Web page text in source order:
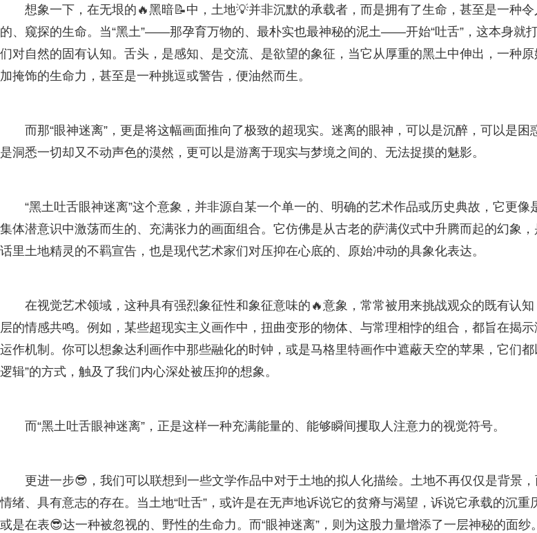
想象一下，在无垠的🔥黑暗📝中，土地💡并非沉默的承载者，而是拥有了生命，甚至是一种令
的、窥探的生命。当“黑土”——那孕育万物的、最朴实也最神秘的泥土——开始“吐舌”，这本身就
们对自然的固有认知。舌头，是感知、是交流、是欲望的象征，当它从厚重的黑土中伸出，一种原
加掩饰的生命力，甚至是一种挑逗或警告，便油然而生。
而那“眼神迷离”，更是将这幅画面推向了极致的超现实。迷离的眼神，可以是沉醉，可以是困
是洞悉一切却又不动声色的漠然，更可以是游离于现实与梦境之间的、无法捉摸的魅影。
“黑土吐舌眼神迷离”这个意象，并非源自某一个单一的、明确的艺术作品或历史典故，它更像
集体潜意识中激荡而生的、充满张力的画面组合。它仿佛是从古老的萨满仪式中升腾而起的幻象，
话里土地精灵的不羁宣告，也是现代艺术家们对压抑在心底的、原始冲动的具象化表达。
在视觉艺术领域，这种具有强烈象征性和象征意味的🔥意象，常常被用来挑战观众的既有认知
层的情感共鸣。例如，某些超现实主义画作中，扭曲变形的物体、与常理相悖的组合，都旨在揭
运作机制。你可以想象达利画作中那些融化的时钟，或是马格里特画作中遮蔽天空的苹果，它们都
逻辑”的方式，触及了我们内心深处被压抑的想象。
而“黑土吐舌眼神迷离”，正是这样一种充满能量的、能够瞬间攫取人注意力的视觉符号。
更进一步😎，我们可以联想到一些文学作品中对于土地的拟人化描绘。土地不再仅仅是背景
情绪、具有意志的存在。当土地“吐舌”，或许是在无声地诉说它的贫瘠与渴望，诉说它承载的沉重
或是在表😎达一种被忽视的、野性的生命力。而“眼神迷离”，则为这股力量增添了一层神秘的面纱。